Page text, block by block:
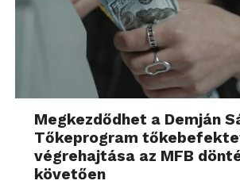
Megkezdődhet a Demján
Tőkeprogram
végrehajtása az MFB
követően